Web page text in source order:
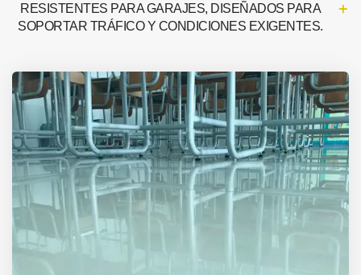
RESISTENTES PARA GARAJES, DISEÑADOS PARA
SOPORTAR TRÁFICO Y CONDICIONES EXIGENTES.